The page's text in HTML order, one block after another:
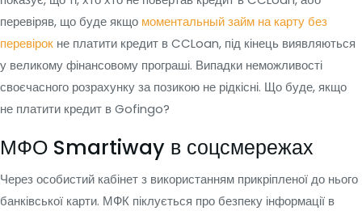
перевіряв, що буде якщо моментальный займ на карту без
перевірок не платити кредит в CCLoan, під кінець виявляються
у великому фінансовому програші. Випадки неможливості
своєчасного розрахунку за позикою не рідкісні. Що буде, якщо
не платити кредит в Gofingo?
МФО Smartiway в соцсмережах
Через особистий кабінет з використанням прикріпленої до нього
банківської карти. МФК піклується про безпеку інформації в